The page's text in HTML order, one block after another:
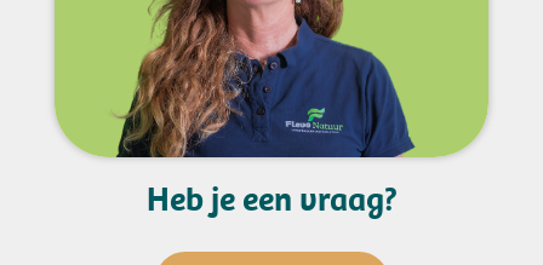
Heb je een vraag?